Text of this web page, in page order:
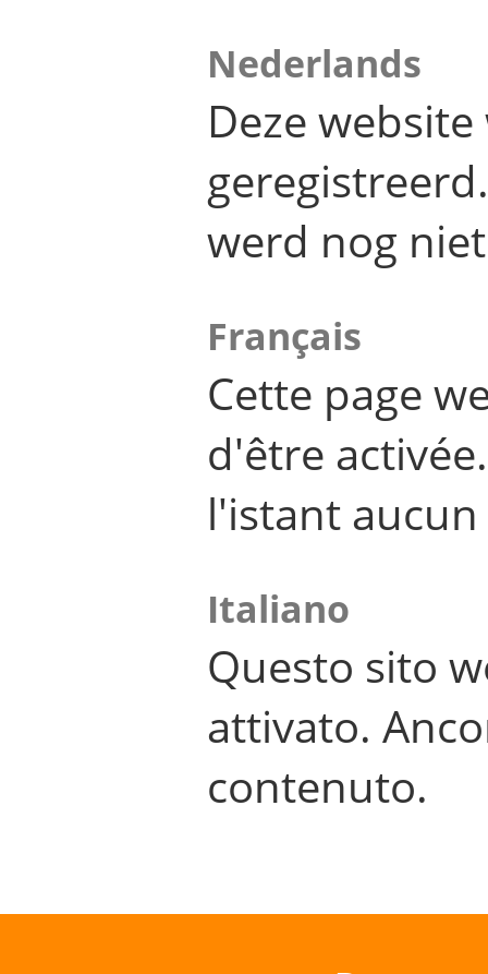
Nederlands
Deze
werd nog
Français
Cette page
d'être
l'istant
Italiano
Questo sito
attivato.
contenuto.